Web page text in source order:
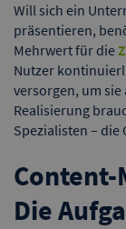
Will sich ein
präsentieren,
Mehrwert für die
Nutzer
versorgen, um
Realisierung
Spezialisten – die
Die